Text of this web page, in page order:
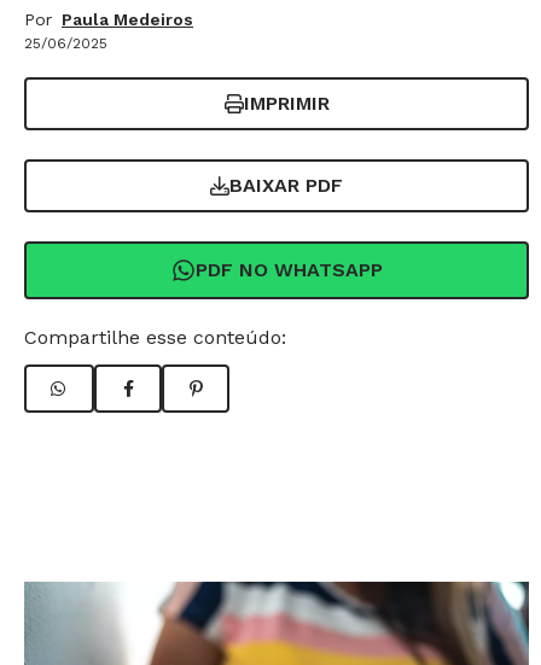
Por Paula Medeiros
25/06/2025
IMPRIMIR
BAIXAR PDF
PDF NO WHATSAPP
Compartilhe esse conteúdo: